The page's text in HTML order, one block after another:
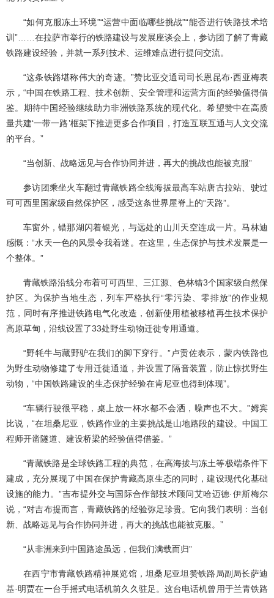
“如何克服冻土环境”“运营中面临哪些挑战”“能否进行铁路技术培
训”……在拉萨市举行的铁路建设与发展座谈会上，参访团了解了青藏
铁路建设经验，并就一系列技术、运维难点进行提问交流。
“这条铁路堪称伟大的奇迹。”赞比亚交通司司长恩昆布·西亚梅表
示，“中国在铁路工程、技术创新、安全管理和运营方面的经验值得借
鉴。期待中国经验继续助力非洲铁路系统的现代化。希望赞中在高质
量共建‘一带一路’框架下推进更多合作项目，打造互联互通与人文交流
的平台。”
“当创新、战略远见与合作协同并进，再大的挑战也能被克服”
参访团乘坐火车翻过青藏铁路全线海拔最高车站唐古拉站、驶过
可可西里国家级自然保护区，感受这条世界屋脊上的“天路”。
车窗外，错那湖闪着银光，与远处的山川天空连成一片。马林迪
感慨：“水天一色的风景令我着迷。在这里，生态保护与技术发展是一
个整体。”
青藏铁路沿线分布着可可西里、三江源、色林错3个国家级自然保
护区。为保护当地生态，列车严格执行“零污染、零排放”的作业规
范，同时有序推进铁路电气化改造，创新使用植被移植再生技术保护
高原草甸，沿线设置了33处野生动物迁徙专用通道。
“野牦牛与藏野驴在我们的脚下穿行。”卢贡佐表示，蒙内铁路也
为野生动物修建了专用迁徙通道，并设置了隔音装置，防止惊扰野生
动物，“中国铁路建设的生态保护经验在肯尼亚也得到体现”。
“车辆行驶很平稳，桌上放一杯水都不会洒，噪声也不大。”姆宾
比说，“在坦桑尼亚，铁路作业的主要挑战是山地路段的建设。中国工
程师开凿隧道、建设桥梁的经验值得借鉴。”
“青藏铁路是全球铁路工程的典范，在高海拔与冻土等极端条件下
建成，充分展现了中国在保护青藏高原生态的同时，建设现代化基础
设施的能力。”吉布提外交与国际合作部技术顾问艾哈迈德·伊斯梅尔
说，“对吉布提而言，青藏铁路的经验弥足珍贵。它向我们表明：当创
新、战略远见与合作协同并进，再大的挑战也能被克服。”
“从非洲来到中国路途虽远，但我们满载而归”
在西宁市青藏铁路精神展览馆，坦桑尼亚坦赞铁路局副局长萨迪
基·明贾在一台手摇式电话机前久久驻足。这台电话机曾用于兰青铁路